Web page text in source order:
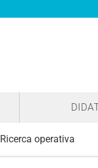
Ricerca operativa